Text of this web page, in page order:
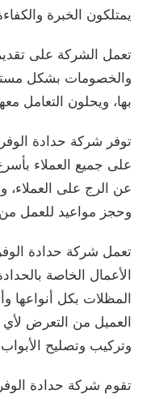
يمتلكون الخبرة
تعمل الشركة على
والخصومات بشكل
بها، ويحلون التعامل
توفر شركة حدادة
على جميع العملاء
عن الرج على العملاء،
وحجز مواعيد للعمل من
تعمل شركة حدادة
الأعمال الخاصة
المظلات بكل أنواعها
العميل من التعرض
وتركيب وتصليح
تقوم شركة حدادة